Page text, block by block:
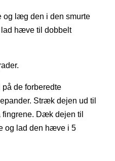
og læg den i den smurte
hæve til dobbelt
de forberedte
Stræk dejen ud til
fingrene. Dæk dejen til
og lad den hæve i 5